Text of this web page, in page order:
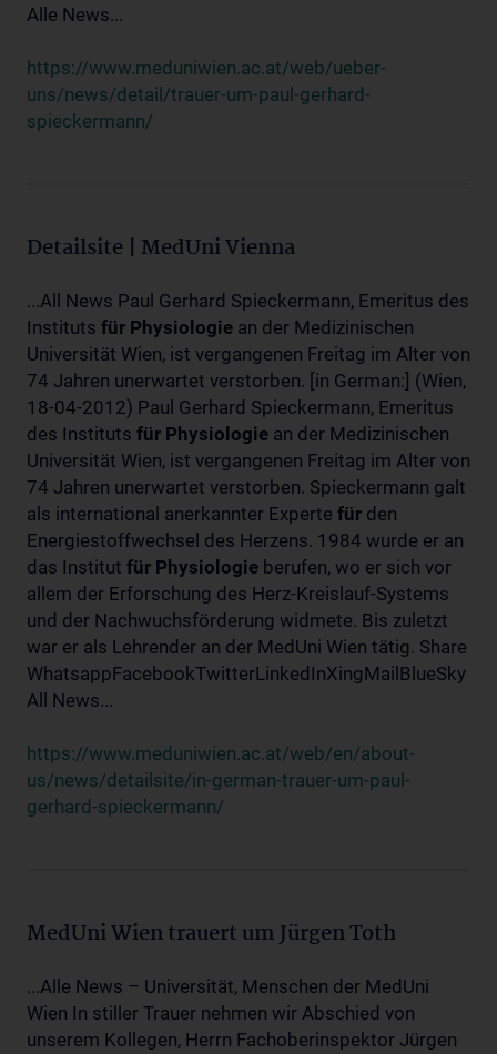
Alle News...
https://www.meduniwien.ac.at/web/ueber-
uns/news/detail/trauer-um-paul-gerhard-
spieckermann/
Detailsite | MedUni Vienna
...All News Paul Gerhard Spieckermann, Emeritus des
Instituts für Physiologie an der Medizinischen
Universität Wien, ist vergangenen Freitag im Alter von
74 Jahren unerwartet verstorben. [in German:] (Wien,
18-04-2012) Paul Gerhard Spieckermann, Emeritus
des Instituts für Physiologie an der Medizinischen
Universität Wien, ist vergangenen Freitag im Alter von
74 Jahren unerwartet verstorben. Spieckermann galt
als international anerkannter Experte für den
Energiestoffwechsel des Herzens. 1984 wurde er an
das Institut für Physiologie berufen, wo er sich vor
allem der Erforschung des Herz-Kreislauf-Systems
und der Nachwuchsförderung widmete. Bis zuletzt
war er als Lehrender an der MedUni Wien tätig. Share
WhatsappFacebookTwitterLinkedInXingMailBlueSky
All News...
https://www.meduniwien.ac.at/web/en/about-
us/news/detailsite/in-german-trauer-um-paul-
gerhard-spieckermann/
MedUni Wien trauert um Jürgen Toth
...Alle News – Universität, Menschen der MedUni
Wien In stiller Trauer nehmen wir Abschied von
unserem Kollegen, Herrn Fachoberinspektor Jürgen